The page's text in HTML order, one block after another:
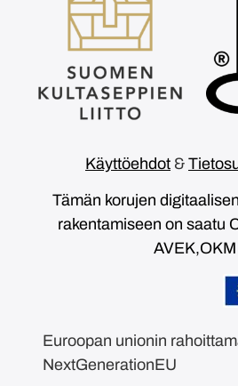
Käyttöehdot &
Tämän korujen
rakentamiseen on saatu
AVEK,OKM
Euroopan unionin
NextGenerationEU